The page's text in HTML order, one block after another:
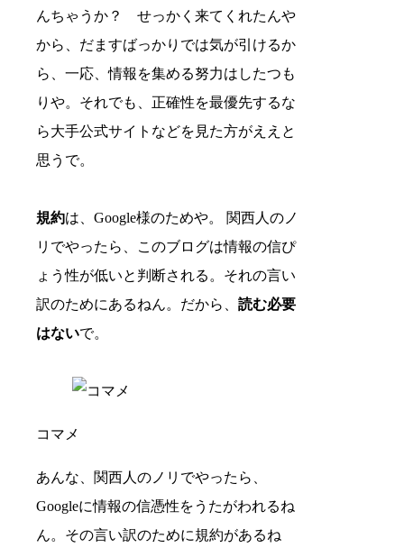
んちゃうか？ せっかく来てくれたんや
から、だますばっかりでは気が引けるか
ら、一応、情報を集める努力はしたつも
りや。それでも、正確性を最優先するな
ら大手公式サイトなどを見た方がええと
思うで。
規約は、Google様のためや。 関西人のノ
リでやったら、このブログは情報の信ぴ
ょう性が低いと判断される。それの言い
訳のためにあるねん。だから、読む必要
はないで。
コマメ
あんな、関西人のノリでやったら、
Googleに情報の信憑性をうたがわれるね
ん。その言い訳のために規約があるね